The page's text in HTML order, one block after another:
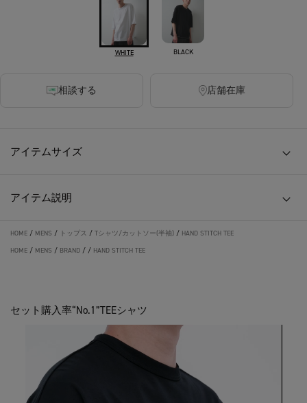
WHITE BLACK
相談する 店舗在庫
アイテムサイズ
アイテム説明
HOME / MENS / トップス / Tシャツ/カットソー(半袖) / HAND STITCH TEE
HOME / MENS / BRAND / / HAND STITCH TEE
セット購入率“No.1”TEEシャツ